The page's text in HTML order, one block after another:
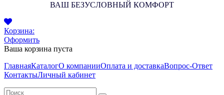
ВАШ БЕЗУСЛОВНЫЙ КОМФОРТ
Корзина:
Оформить
Ваша корзина пуста
ГлавнаяКаталогО компанииОплата и доставкаВопрос-Ответ
КонтактыЛичный кабинет